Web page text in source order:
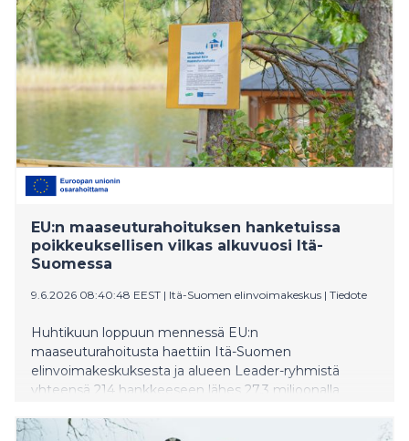
EU:n maaseuturahoituksen hanketuissa
poikkeuksellisen vilkas alkuvuosi Itä-
Suomessa
9.6.2026 08:40:48 EEST | Itä-Suomen elinvoimakeskus | Tiedote
Huhtikuun loppuun mennessä EU:n
maaseuturahoitusta haettiin Itä-Suomen
elinvoimakeskuksesta ja alueen Leader-ryhmistä
yhteensä 214 hankkeeseen lähes 27,3 miljoonalla